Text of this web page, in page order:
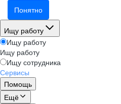
Понятно
Ищу работу
Ищу работу
Ищу работу
Ищу сотрудника
Сервисы
Помощь
Ещё